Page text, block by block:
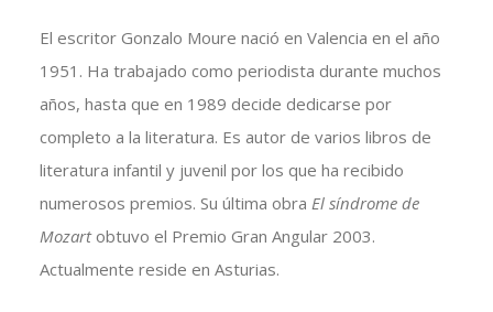
El escritor Gonzalo Moure nació en Valencia en el año
1951. Ha trabajado como periodista durante muchos
años, hasta que en 1989 decide dedicarse por
completo a la literatura. Es autor de varios libros de
literatura infantil y juvenil por los que ha recibido
numerosos premios. Su última obra El síndrome de
Mozartobtuvo el Premio Gran Angular 2003.
Actualmente reside en Asturias.